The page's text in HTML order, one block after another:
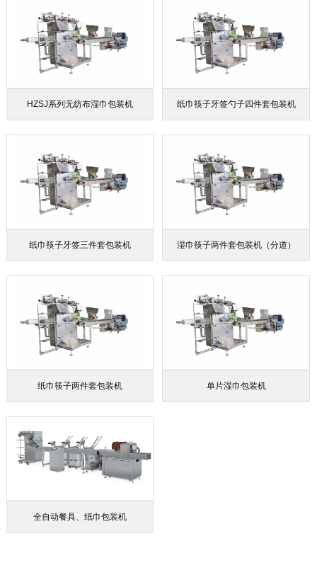
HZSJ系列无纺布湿巾包装机 纸巾筷子牙签勺子四件套包装机
纸巾筷子牙签三件套包装机 湿巾筷子两件套包装机（分道）
纸巾筷子两件套包装机 单片湿巾包装机
全自动餐具、纸巾包装机